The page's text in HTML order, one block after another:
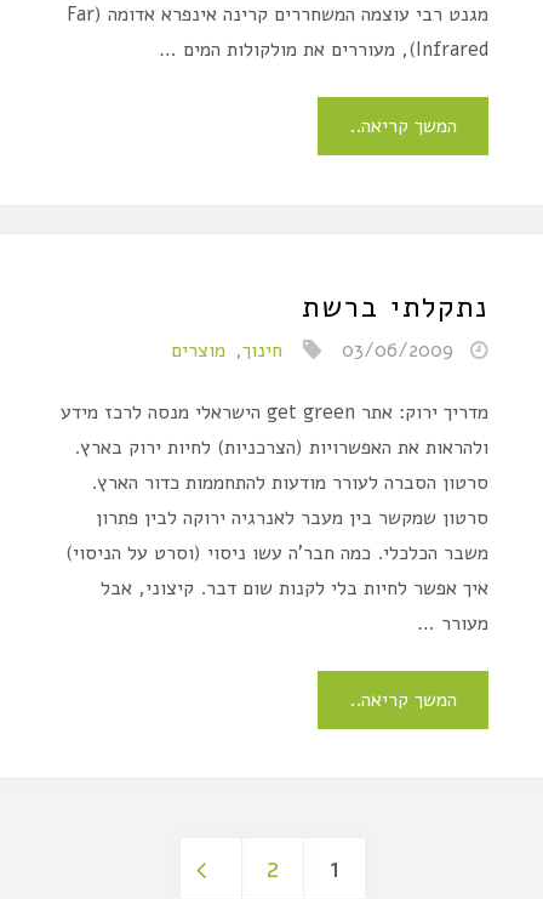
מגנט רבי עוצמה המשחררים קרינה אינפרא אדומה (Far
Infrared), מעוררים את מולקולות המים …
המשך קריאה..
נתקלתי ברשת
03/06/2009 חינוך, מוצרים
מדריך ירוק: אתר get green הישראלי מנסה לרכז מידע
ולהראות את האפשרויות (הצרכניות) לחיות ירוק בארץ.
סרטון הסברה לעורר מודעות להתחממות כדור הארץ.
סרטון שמקשר בין מעבר לאנרגיה ירוקה לבין פתרון
משבר הכלכלי. כמה חבר'ה עשו ניסוי (וסרט על הניסוי)
איך אפשר לחיות בלי לקנות שום דבר. קיצוני, אבל
מעורר …
המשך קריאה..
1
2